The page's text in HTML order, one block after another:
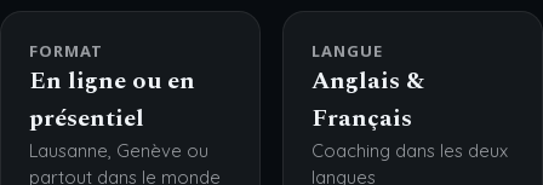
FORMAT
En ligne ou en
présentiel
Lausanne, Genève ou
partout dans le monde
LANGUE
Anglais &
Français
Coaching dans les deux
langues